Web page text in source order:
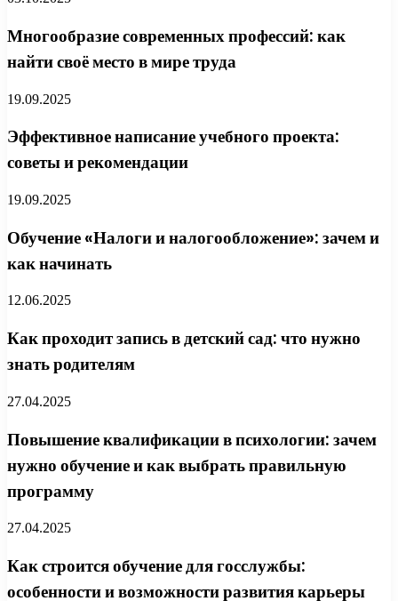
Многообразие современных профессий: как
найти своё место в мире труда
19.09.2025
Эффективное написание учебного проекта:
советы и рекомендации
19.09.2025
Обучение «Налоги и налогообложение»: зачем и
как начинать
12.06.2025
Как проходит запись в детский сад: что нужно
знать родителям
27.04.2025
Повышение квалификации в психологии: зачем
нужно обучение и как выбрать правильную
программу
27.04.2025
Как строится обучение для госслужбы:
особенности и возможности развития карьеры